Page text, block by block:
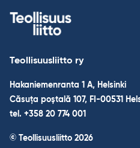
Teollisuusliitto ry
Hakaniemenranta 1 A, Helsinki
Căsuța poștală 107, FI-00531
tel. +358 20 774 001
© Teollisuusliitto 2026